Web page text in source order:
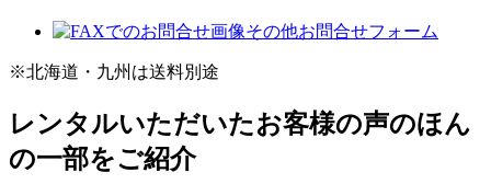
その他お問合せフォーム
※北海道・九州は送料別途
レンタルいただいたお客様の声のほん
の一部をご紹介